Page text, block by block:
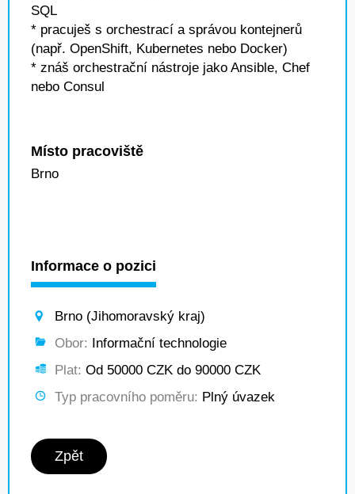
SQL
* pracuješ s orchestrací a správou kontejnerů
(např. OpenShift, Kubernetes nebo Docker)
* znáš orchestrační nástroje jako Ansible, Chef
nebo Consul
Místo pracoviště
Brno
Informace o pozici
Brno (Jihomoravský kraj)
Obor: Informační technologie
Plat: Od 50000 CZK do 90000 CZK
Typ pracovního poměru: Plný úvazek
Zpět